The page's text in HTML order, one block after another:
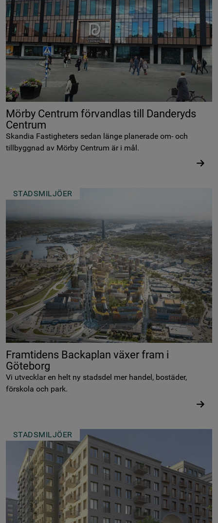
Mörby Centrum förvandlas till Danderyds
Centrum
Skandia Fastigheters sedan länge planerade om- och
tillbyggnad av Mörby Centrum är i mål.
STADSMILJÖER
Framtidens Backaplan växer fram i
Göteborg
Vi utvecklar en helt ny stadsdel mer handel, bostäder,
förskola och park.
STADSMILJÖER